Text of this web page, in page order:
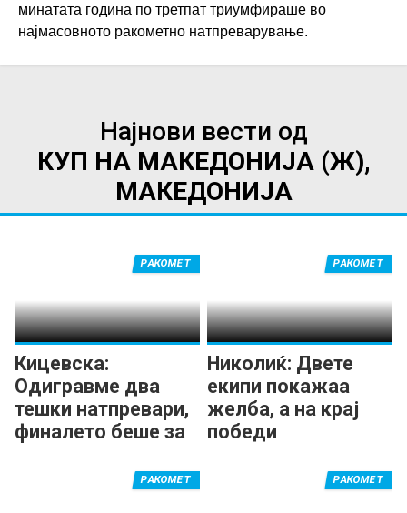
минатата година по третпат триумфираше во
најмасовното ракометно натпреварување.
Најнови вести од
КУП НА МАКЕДОНИЈА (Ж),
МАКЕДОНИЈА
Кицевска:
Одигравме два
тешки натпревари,
финалето беше за
РАКОМЕТ
Николиќ: Двете
екипи покажаа
желба, а на крај
победи
РАКОМЕТ
РАКОМЕТ РАКОМЕТ